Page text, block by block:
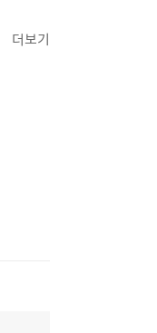
더보기